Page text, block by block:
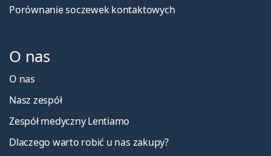
Porównanie soczewek kontaktowych
O nas
O nas
Nasz zespół
Zespół medyczny Lentiamo
Dlaczego warto robić u nas zakupy?